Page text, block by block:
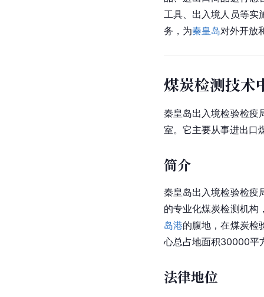
工具、出入境人员等实
务，为秦皇岛对外开放
煤炭检测技术
秦皇岛出入境检验检疫
室。它主要从事进出口
简介
秦皇岛出入境检验检疫
的专业化煤炭检测机构
岛港的腹地，在煤炭检
心总占地面积30000平
法律地位